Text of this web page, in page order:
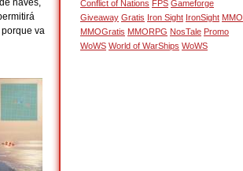
naves,
va
Conflict of Nations FPS Gameforge
Giveaway Gratis Iron Sight IronSight MMO
MMOGratis MMORPG NosTale Promo
WoWS World of WarShips WoWS